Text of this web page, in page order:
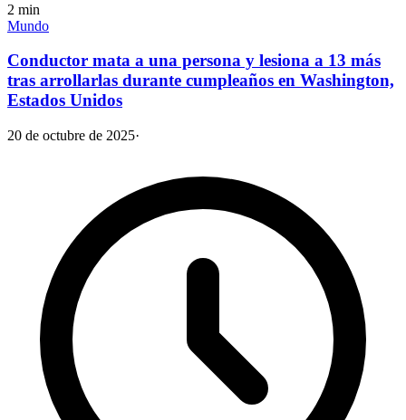
2 min
Mundo
Conductor mata a una persona y lesiona a 13 más
tras arrollarlas durante cumpleaños en Washington,
Estados Unidos
20 de octubre de 2025·